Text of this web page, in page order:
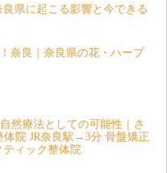
県に起こる影響と今できる
奈良｜奈良県の花・ハーブ
然療法としての可能性｜さ
体院 JR奈良駅→3分 骨盤矯正
ティック整体院